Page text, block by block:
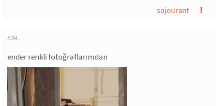
sojourant
539.
ender renkli fotoğraflarımdan